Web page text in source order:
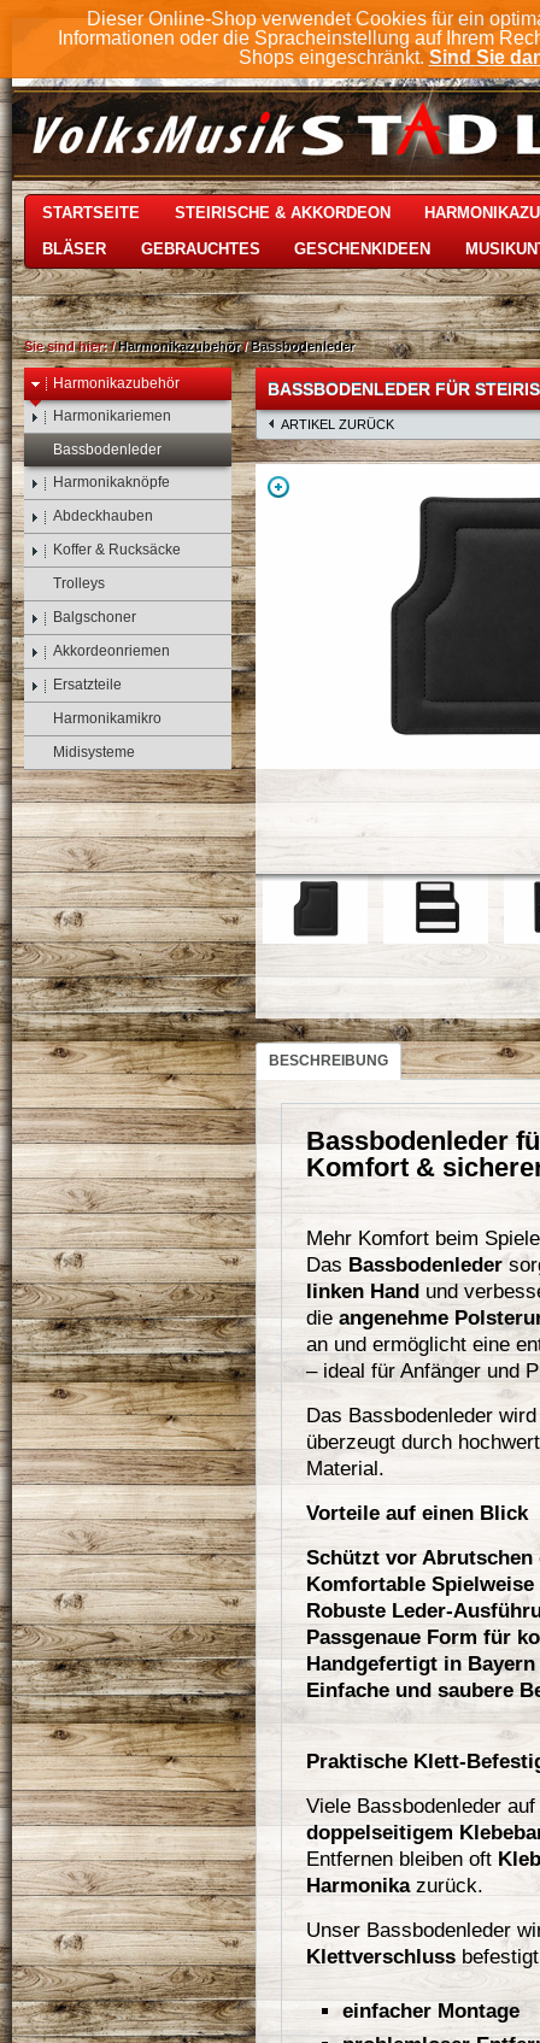
Dieser Online-Shop verwendet Cookies für ein
Informationen oder die Spracheinstellung auf Ihrem
Shops eingeschränkt. Sind Sie
STARTSEITE STEIRISCHE & AKKORDEON
BLÄSER GEBRAUCHTES GESCHENKIDEEN
Sie sind hier:/Harmonikazubehör/Bassbodenleder
Harmonikazubehör
Harmonikariemen
Bassbodenleder
Harmonikaknöpfe
Abdeckhauben
Koffer & Rucksäcke
Trolleys
Balgschoner
Akkordeonriemen
Ersatzteile
Harmonikamikro
Midisysteme
BASSBODENLEDER FÜR
ARTIKEL ZURÜCK
BESCHREIBUNG
Bassbodenleder
Komfort &
Mehr Komfort beim
Das Bassbodenleder
linken Hand und
dieangenehme
an und ermöglicht eine
– ideal für Anfänger und
Das Bassbodenleder
überzeugt durch
Material.
Vorteile auf einen Blick
Schützt vor Abrutschen
Komfortable
Robuste Leder-
Passgenaue Form für
Handgefertigt in Bayern
Einfache und saubere
Praktische Klett-
Viele Bassbodenleder
doppelseitigem
Entfernen bleiben oft
Harmonikazurück.
Unser Bassbodenleder
Klettverschluss
einfacher Montage